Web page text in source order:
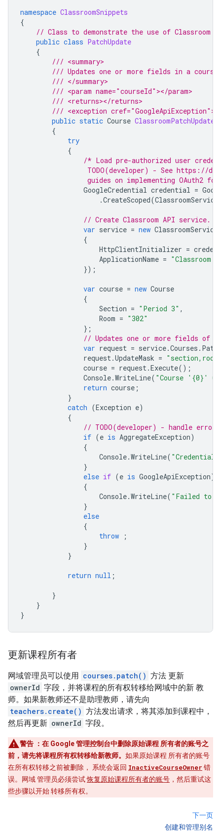
namespace ClassroomSnippets
{
// Class to demonstrate the use of Classroom
public class PatchUpdate
{
/// <summary>
/// Updates one or more fields in a
/// </summary>
/// <param name="courseId"></param>
/// <returns></returns>
/// <exception
public static Course ClassroomPatchUpdate
{
try
{
/* Load pre-authorized user
TODO(developer) - See https://
guides on implementing OAuth2
GoogleCredential credential =
.CreateScoped(ClassroomService
// Create Classroom API service.
var service = new ClassroomService
{
HttpClientInitializer =
ApplicationName = "Classroom
});
var course = new Course
{
Section = "Period 3" ,
Room = "302"
};
// Updates one or more fields of
var request = service.Courses .
request.UpdateMask =
course = request.Execute();
Console.WriteLine( "Course '{0}'
return course ;
}
catch (Exception e)
{
// TODO(developer) - handle error
if (e is AggregateException)
{
Console.WriteLine( "Credential
}
else if (e is GoogleApiException)
{
Console.WriteLine( "Failed to
}
else
{
throw
;
}
}
return null ;
}
}
}
更新课程所有者
网域管理员可以使用 courses.patch() 方法 更新
ownerId 字段，并将课程的所有权转移给网域中的新 教
师。如果新教师还不是助理教师，请先向
teachers.create() 方法发出请求，将其添加到课程中，
然后再更新 ownerId 字段。
警告 ：在 Google 管理控制台中删除原始课程 所有者的账号之
前，请先将课程所有权转移给新教师。 如果原始课程 所有者的账号
在所有权转移之前被删除， 系统会返回 InactiveCourseOwner 错
误。网域 管理员必须尝试恢复原始课程所有者的账号 ，然后重试这
些步骤以开始 转移所有权。
下一页
创建和管理别名